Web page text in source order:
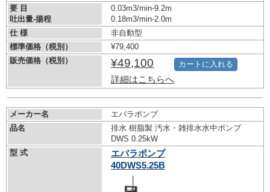
要 目
吐出量-揚程
0.03m3/min-9.2m
0.18m3/min-2.0m
仕 様
非自動型
標準価格（税別）
¥79,400
販売価格（税別）
¥49,100
詳細はこちらへ
カートに入れる
メーカー名
エバラポンプ
品名
排水 樹脂製 汚水・雑排水水中ポンプ
DWS 0.25kW
型 式
エバラポンプ
40DWS5.25B